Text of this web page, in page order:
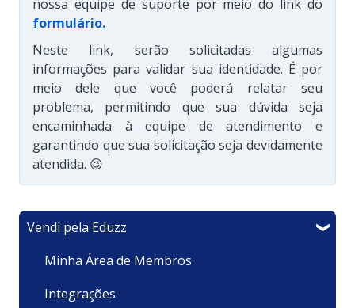
nossa equipe de suporte por meio do link do
formulário.
Neste link, serão solicitadas algumas
informações para validar sua identidade. É por
meio dele que você poderá relatar seu
problema, permitindo que sua dúvida seja
encaminhada à equipe de atendimento e
garantindo que sua solicitação seja devidamente
atendida. 😉
Vendi pela Eduzz
Minha Área de Membros
Integrações